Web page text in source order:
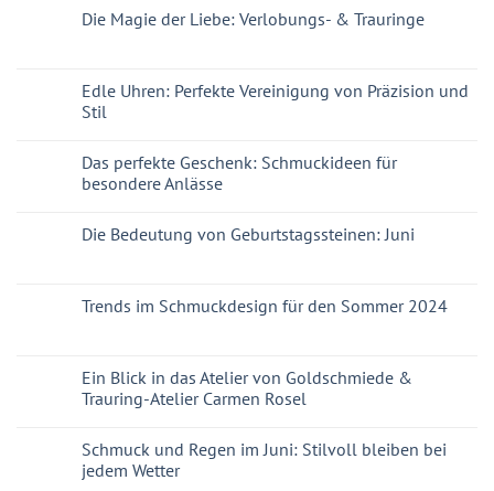
Die Magie der Liebe: Verlobungs- & Trauringe
Edle Uhren: Perfekte Vereinigung von Präzision und
Stil
Das perfekte Geschenk: Schmuckideen für
besondere Anlässe
Die Bedeutung von Geburtstagssteinen: Juni
Trends im Schmuckdesign für den Sommer 2024
Ein Blick in das Atelier von Goldschmiede &
Trauring-Atelier Carmen Rosel
Schmuck und Regen im Juni: Stilvoll bleiben bei
jedem Wetter